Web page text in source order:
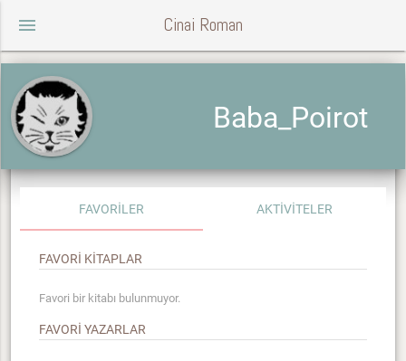
menu Cinai Roman
Baba_Poirot
FAVORİLER AKTİVİTELER
FAVORİ KİTAPLAR
Favori bir kitabı bulunmuyor.
FAVORİ YAZARLAR